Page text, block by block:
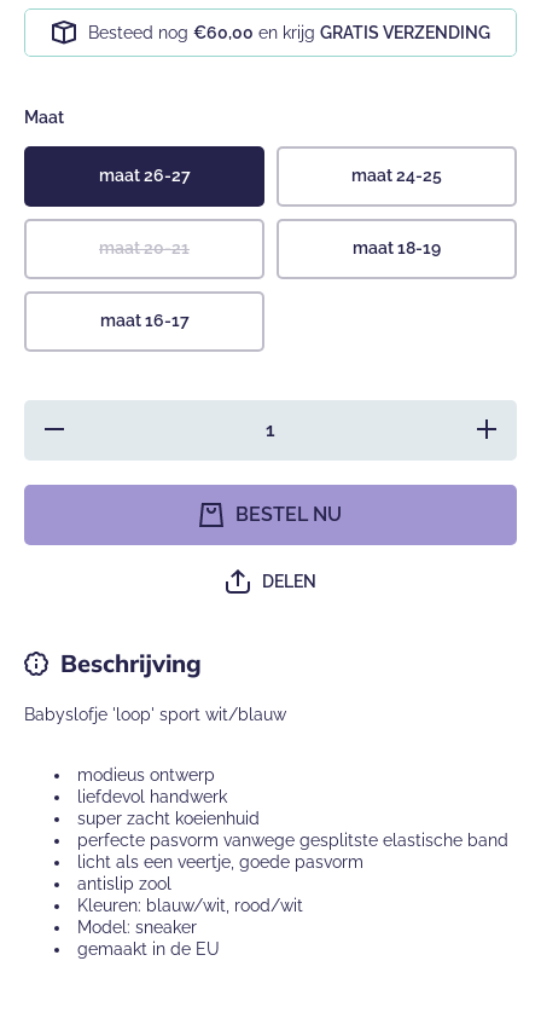
Besteed nog €60,00 en krijg GRATIS VERZENDING
Maat
maat 26-27 maat 24-25
maat 20-21 maat 18-19
maat 16-17
Hoeveelheid
voor Hobea
Verhoog
voor
BESTEL NU
DELEN
Beschrijving
Babyslofje 'loop' sport wit/blauw
modieus ontwerp
liefdevol handwerk
super zacht koeienhuid
perfecte pasvorm vanwege gesplitste elastische band
licht als een veertje, goede pasvorm
antislip zool
Kleuren: blauw/wit, rood/wit
Model: sneaker
gemaakt in de EU